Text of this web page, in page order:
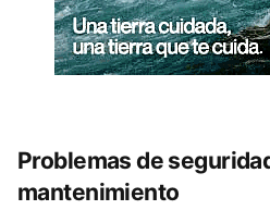
Problemas de
mantenimiento